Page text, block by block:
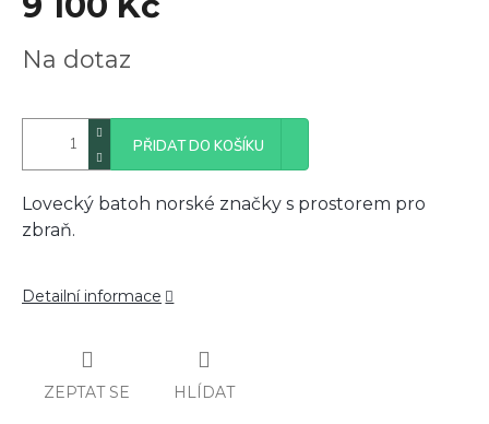
cena:
Na dotaz
PŘIDAT DO KOŠÍKU
Lovecký batoh norské značky s prostorem pro
zbraň.
Detailní informace
ZEPTAT SE HLÍDAT